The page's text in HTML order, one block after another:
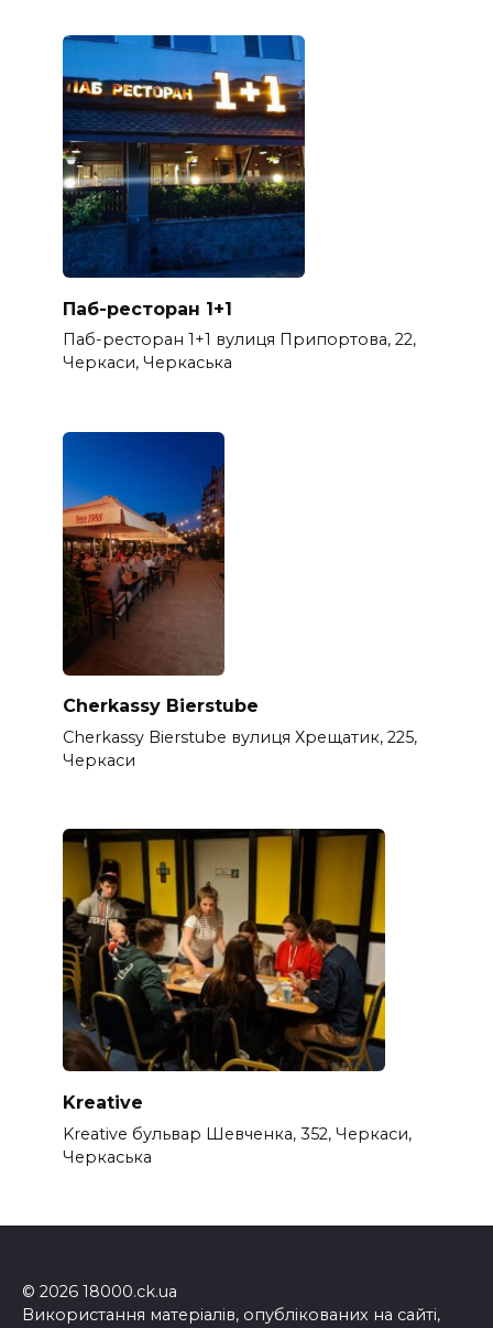
Паб-ресторан 1+1
Паб-ресторан 1+1 вулиця Припортова, 22,
Черкаси, Черкаська
Cherkassy Bierstube
Cherkassy Bierstube вулиця Хрещатик, 225,
Черкаси
Kreative
Kreative бульвар Шевченка, 352, Черкаси,
Черкаська
© 2026 18000.ck.ua
Використання матеріалів, опублікованих на сайті,